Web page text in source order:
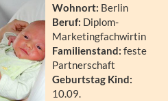
Wohnort: Berlin
Beruf: Diplom-
Marketingfachwirtin
Familienstand: feste
Partnerschaft
Geburtstag Kind:
10.09.